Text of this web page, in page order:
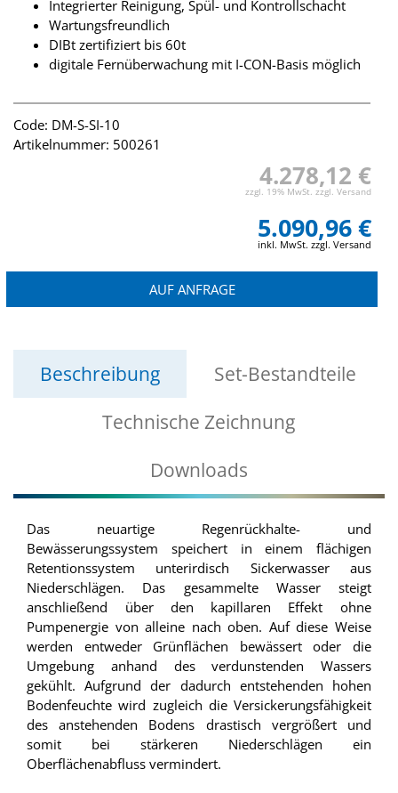
Integrierter Reinigung, Spül- und Kontrollschacht
Wartungsfreundlich
DIBt zertifiziert bis 60t
digitale Fernüberwachung mit I-CON-Basis möglich
Code: DM-S-SI-10
Artikelnummer: 500261
4.278,12 €
zzgl. 19% MwSt. zzgl. Versand
5.090,96 €
inkl. MwSt. zzgl. Versand
AUF ANFRAGE
Beschreibung
Set-Bestandteile
Technische Zeichnung
Downloads
Das neuartige Regenrückhalte- und
Bewässerungssystem speichert in einem flächigen
Retentionssystem unterirdisch Sickerwasser aus
Niederschlägen. Das gesammelte Wasser steigt
anschließend über den kapillaren Effekt ohne
Pumpenergie von alleine nach oben. Auf diese Weise
werden entweder Grünflächen bewässert oder die
Umgebung anhand des verdunstenden Wassers
gekühlt. Aufgrund der dadurch entstehenden hohen
Bodenfeuchte wird zugleich die Versickerungsfähigkeit
des anstehenden Bodens drastisch vergrößert und
somit bei stärkeren Niederschlägen ein
Oberflächenabfluss vermindert.